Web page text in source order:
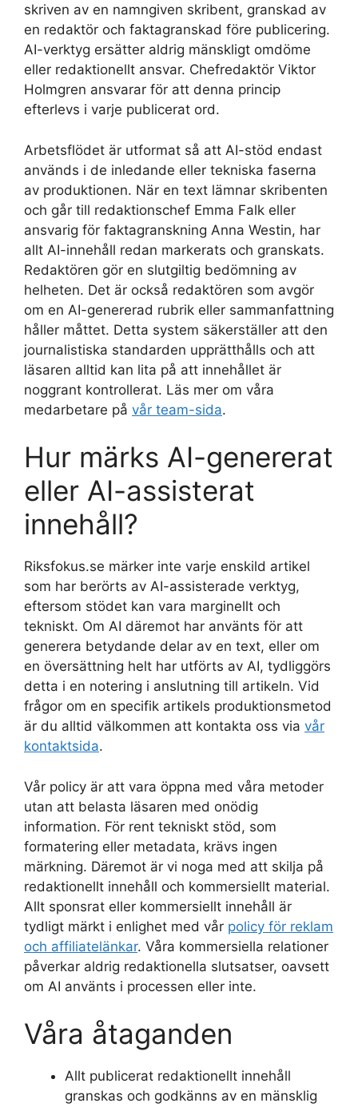
skriven av en namngiven skribent, granskad av
en redaktör och faktagranskad före publicering.
AI-verktyg ersätter aldrig mänskligt omdöme
eller redaktionellt ansvar. Chefredaktör Viktor
Holmgren ansvarar för att denna princip
efterlevs i varje publicerat ord.
Arbetsflödet är utformat så att AI-stöd endast
används i de inledande eller tekniska faserna
av produktionen. När en text lämnar skribenten
och går till redaktionschef Emma Falk eller
ansvarig för faktagranskning Anna Westin, har
allt AI-innehåll redan markerats och granskats.
Redaktören gör en slutgiltig bedömning av
helheten. Det är också redaktören som avgör
om en AI-genererad rubrik eller sammanfattning
håller måttet. Detta system säkerställer att den
journalistiska standarden upprätthålls och att
läsaren alltid kan lita på att innehållet är
noggrant kontrollerat. Läs mer om våra
medarbetare på vår team-sida.
Hur märks AI-genererat
eller AI-assisterat
innehåll?
Riksfokus.se märker inte varje enskild artikel
som har berörts av AI-assisterade verktyg,
eftersom stödet kan vara marginellt och
tekniskt. Om AI däremot har använts för att
generera betydande delar av en text, eller om
en översättning helt har utförts av AI, tydliggörs
detta i en notering i anslutning till artikeln. Vid
frågor om en specifik artikels produktionsmetod
är du alltid välkommen att kontakta oss via vår
kontaktsida.
Vår policy är att vara öppna med våra metoder
utan att belasta läsaren med onödig
information. För rent tekniskt stöd, som
formatering eller metadata, krävs ingen
märkning. Däremot är vi noga med att skilja på
redaktionellt innehåll och kommersiellt material.
Allt sponsrat eller kommersiellt innehåll är
tydligt märkt i enlighet med vår policy för reklam
och affiliatelänkar. Våra kommersiella relationer
påverkar aldrig redaktionella slutsatser, oavsett
om AI använts i processen eller inte.
Våra åtaganden
Allt publicerat redaktionellt innehåll
granskas och godkänns av en mänsklig